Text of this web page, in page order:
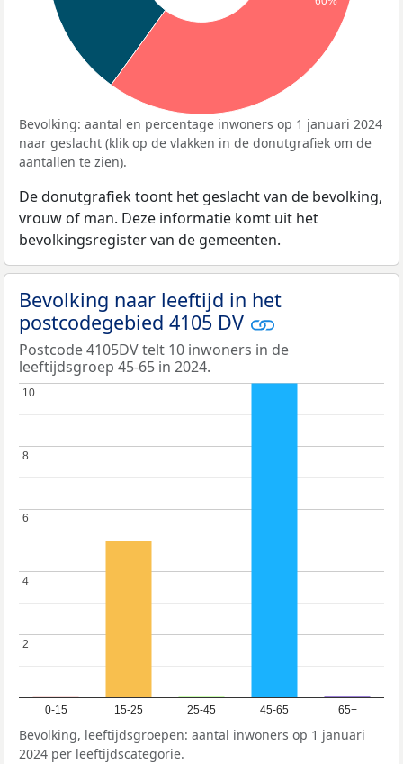
Bevolking: aantal en percentage inwoners op 1 januari 2024
naar geslacht (klik op de vlakken in de donutgrafiek om de
aantallen te zien).
De donutgrafiek toont het geslacht van de bevolking,
vrouw of man. Deze informatie komt uit het
bevolkingsregister van de gemeenten.
Bevolking naar leeftijd in het
postcodegebied 4105 DV
Postcode 4105DV telt 10 inwoners in de
leeftijdsgroep 45-65 in 2024.
0-15 15-25 25-45 45-65 65+
2
2
4
4
6
6
8
8
10
10
Bevolking, leeftijdsgroepen: aantal inwoners op 1 januari
2024 per leeftijdscategorie.